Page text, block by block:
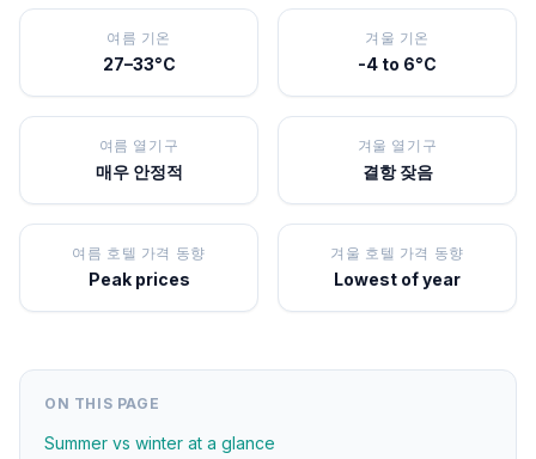
여름 기온
27–33°C
겨울 기온
-4 to 6°C
여름 열기구
매우 안정적
겨울 열기구
결항 잦음
여름 호텔 가격 동향
Peak prices
겨울 호텔 가격 동향
Lowest of year
ON THIS PAGE
Summer vs winter at a glance